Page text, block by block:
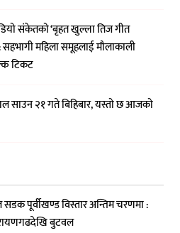
संकेतको ‘बृहत खुल्ला तिज गीत
: सहभागी महिला समूहलाई मौलाकाली
टिकट
साउन २१ गते बिहिबार, यस्तो छ आजको
पूर्वीखण्ड विस्तार अन्तिम चरणमा :
बुटवल